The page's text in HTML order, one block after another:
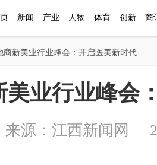
新闻 产业 人物 体育 创新 商
商新美业行业峰会：开启医美新时代
美业行业峰会
源：江西新闻网